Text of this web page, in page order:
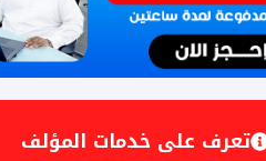
تعرف على خدمات المؤلف